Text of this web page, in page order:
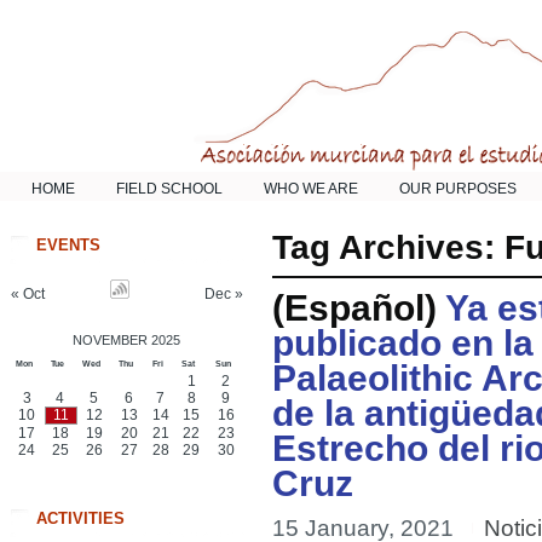
HOME FIELD SCHOOL WHO WE ARE OUR PURPOSES
Tag Archives:
(Español) Ya
publicado en
Palaeolithic
de la
Estrecho del
Cruz
15 January, 2021
EVENTS
« Oct Dec »
NOVEMBER 2025
Mon Tue Wed Thu Fri Sat Sun
1
2
3
4 5 6 7 8
9
10
11 12 13 14 15
16
17
18 19 20 21 22
23
24
25 26 27 28 29 30
ACTIVITIES